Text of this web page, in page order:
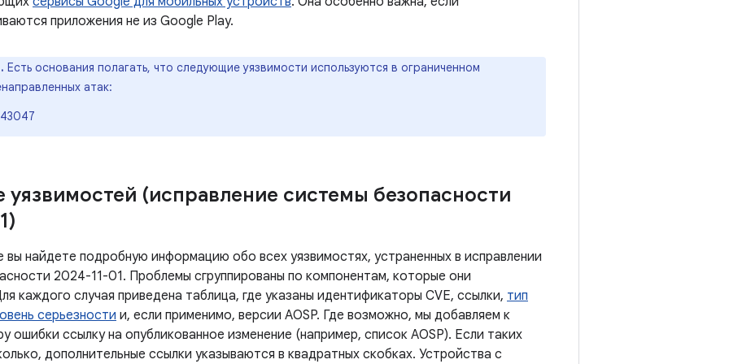
приложения не из Google Play.
Есть основания полагать, что следующие уязвимости используются в ограниченном
атак:
уязвимостей (исправление системы безопасности
вы найдете подробную информацию обо всех уязвимостях, устраненных в исправлении
2024-11-01. Проблемы сгруппированы по компонентам, которые они
каждого случая приведена таблица, где указаны идентификаторы CVE, ссылки, тип
серьезности и, если применимо, версии AOSP. Где возможно, мы добавляем к
ошибки ссылку на опубликованное изменение (например, список AOSP). Если таких
дополнительные ссылки указываются в квадратных скобках. Устройства с